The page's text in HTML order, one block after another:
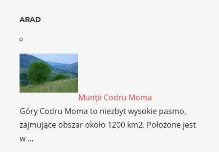
ARAD
Munţii Codru Moma
Góry Codru Moma to niezbyt wysokie pasmo,
zajmujące obszar około 1200 km2. Położone jest
w …